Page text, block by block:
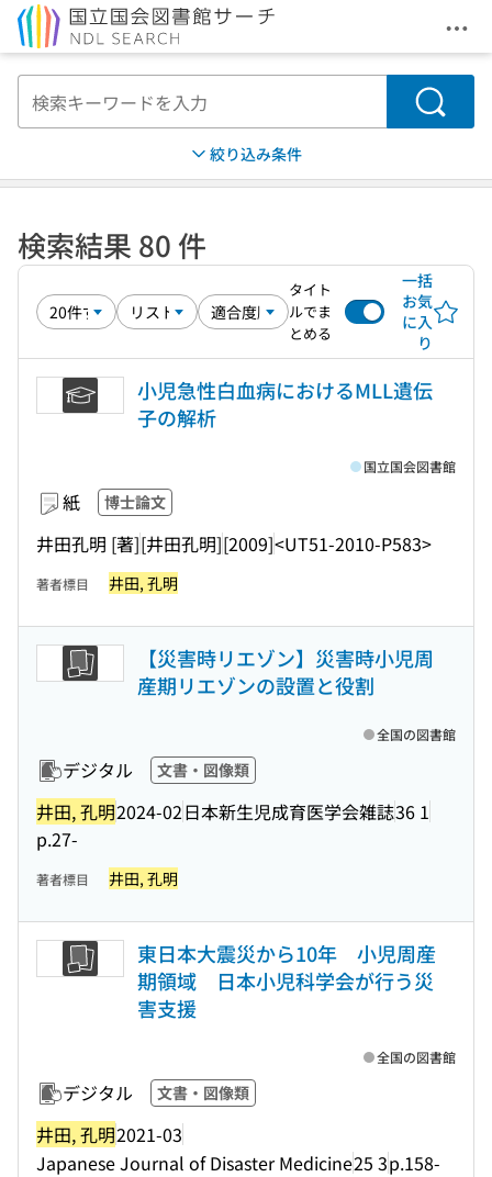
メ
検索
絞り込み条件
検索結果 80 件
タイト
ルでま
とめる
一括
お気
に入
り
小児急性白血病におけるMLL遺伝
子の解析
紙 博士論文
井田孔明 [著][井田孔明][2009]<UT51-2010-P583>
国立国会図書館
著者標目 井田, 孔明
【災害時リエゾン】災害時小児周
産期リエゾンの設置と役割
デジタル 文書・図像類
井田, 孔明2024-02日本新生児成育医学会雑誌36 1
p.27-
全国の図書館
著者標目 井田, 孔明
東日本大震災から10年 小児周産
期領域 日本小児科学会が行う災
害支援
デジタル 文書・図像類
井田, 孔明2021-03
Japanese Journal of Disaster Medicine25 3p.158-
全国の図書館